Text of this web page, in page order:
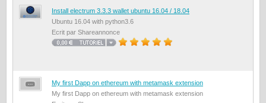
Install electrum 3.3.3 wallet ubuntu 16.04 / 18.04
Ubuntu 16.04 with python3.6
Ecrit par Shareannonce
My first Dapp on ethereum with metamask extension
My first Dapp on ethereum with metamask extension